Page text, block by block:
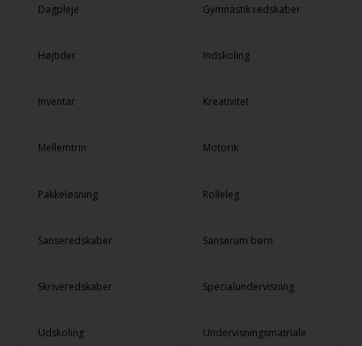
Dagpleje Gymnastik redskaber
Højtider Indskoling
Inventar Kreativitet
Mellemtrin Motorik
Pakkeløsning Rolleleg
Sanseredskaber Sanserum børn
Skriveredskaber Specialundervisning
Udskoling Undervisningsmatriale